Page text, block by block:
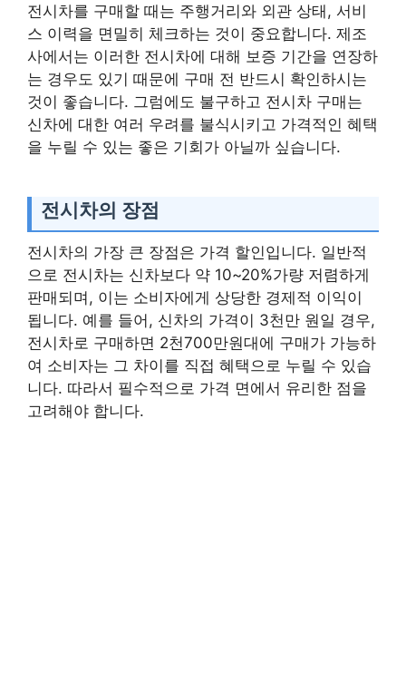
전시차를 구매할 때는 주행거리와 외관 상태, 서비
스 이력을 면밀히 체크하는 것이 중요합니다. 제조
사에서는 이러한 전시차에 대해 보증 기간을 연장하
는 경우도 있기 때문에 구매 전 반드시 확인하시는
것이 좋습니다. 그럼에도 불구하고 전시차 구매는
신차에 대한 여러 우려를 불식시키고 가격적인 혜택
을 누릴 수 있는 좋은 기회가 아닐까 싶습니다.
전시차의 장점
전시차의 가장 큰 장점은 가격 할인입니다. 일반적
으로 전시차는 신차보다 약 10~20%가량 저렴하게
판매되며, 이는 소비자에게 상당한 경제적 이익이
됩니다. 예를 들어, 신차의 가격이 3천만 원일 경우,
전시차로 구매하면 2천700만원대에 구매가 가능하
여 소비자는 그 차이를 직접 혜택으로 누릴 수 있습
니다. 따라서 필수적으로 가격 면에서 유리한 점을
고려해야 합니다.